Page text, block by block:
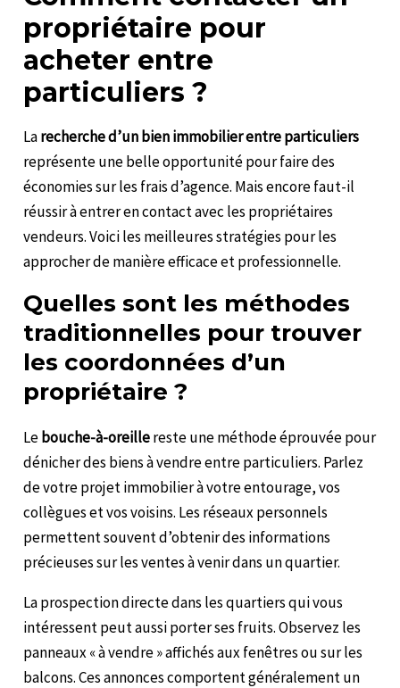
propriétaire pour
acheter entre
particuliers ?
Larecherche d’un bien immobilier entre particuliers
représente une belle opportunité pour faire des
économies sur les frais d’agence. Mais encore faut-il
réussir à entrer en contact avec les propriétaires
vendeurs. Voici les meilleures stratégies pour les
approcher de manière efficace et professionnelle.
Quelles sont les méthodes
traditionnelles pour trouver
les coordonnées d’un
propriétaire ?
Lebouche-à-oreillereste une méthode éprouvée pour
dénicher des biens à vendre entre particuliers. Parlez
de votre projet immobilier à votre entourage, vos
collègues et vos voisins. Les réseaux personnels
permettent souvent d’obtenir des informations
précieuses sur les ventes à venir dans un quartier.
La prospection directe dans les quartiers qui vous
intéressent peut aussi porter ses fruits. Observez les
panneaux « à vendre » affichés aux fenêtres ou sur les
balcons. Ces annonces comportent généralement un